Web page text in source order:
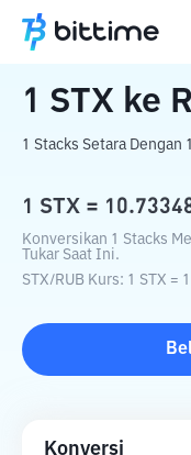
Beranda Konverter
1 STX ke
1 Stacks Setara
1 STX =
Konversikan 1 Stacks
Tukar Saat Ini.
STX/RUB Kurs: 1 STX =
Konversi